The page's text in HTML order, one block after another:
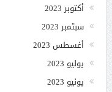
أكتوبر 2023
سبتمبر 2023
أغسطس 2023
يوليو 2023
يونيو 2023